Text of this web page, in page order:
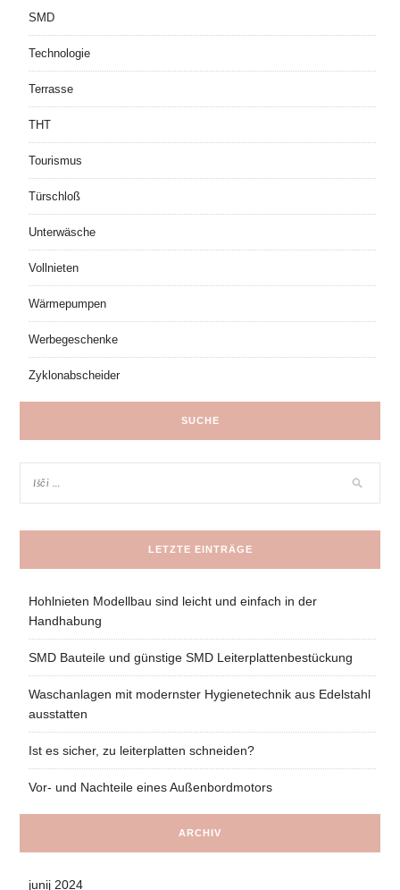
SMD
Technologie
Terrasse
THT
Tourismus
Türschloß
Unterwäsche
Vollnieten
Wärmepumpen
Werbegeschenke
Zyklonabscheider
SUCHE
LETZTE EINTRÄGE
Hohlnieten Modellbau sind leicht und einfach in der
Handhabung
SMD Bauteile und günstige SMD Leiterplattenbestückung
Waschanlagen mit modernster Hygienetechnik aus Edelstahl
ausstatten
Ist es sicher, zu leiterplatten schneiden?
Vor- und Nachteile eines Außenbordmotors
ARCHIV
junij 2024